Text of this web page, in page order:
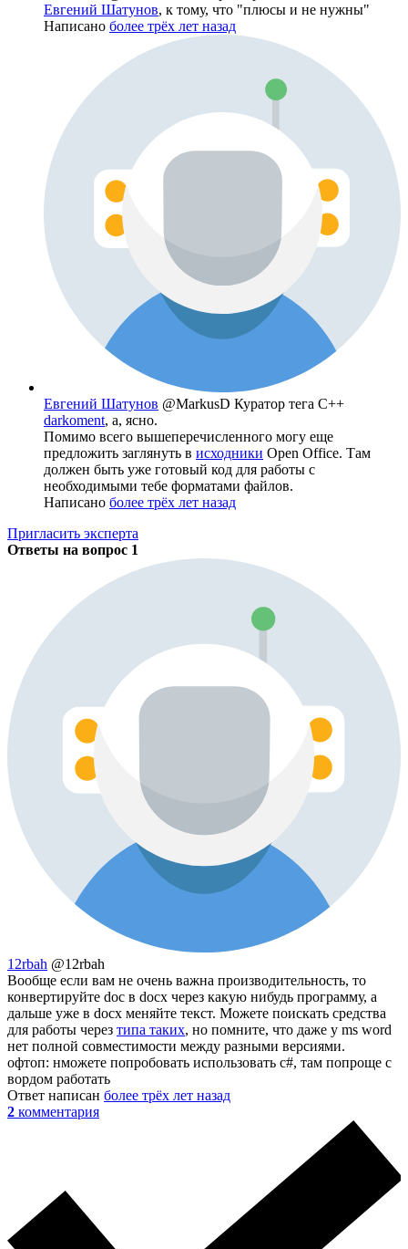
Евгений Шатунов, к тому, что "плюсы и не нужны"
Написано более трёх лет назад
Евгений Шатунов @MarkusD Куратор тега C++
darkoment, а, ясно.
Помимо всего вышеперечисленного могу еще
предложить заглянуть в исходники Open Office. Там
должен быть уже готовый код для работы с
необходимыми тебе форматами файлов.
Написано более трёх лет назад
Пригласить эксперта
Ответы на вопрос 1
12rbah @12rbah
Вообще если вам не очень важна производительность, то
конвертируйте doc в docx через какую нибудь программу, а
дальше уже в docx меняйте текст. Можете поискать средства
для работы через типа таких, но помните, что даже у ms word
нет полной совместимости между разными версиями.
офтоп: нможете попробовать использовать c#, там попроще с
вордом работать
Ответ написан более трёх лет назад
2 комментария